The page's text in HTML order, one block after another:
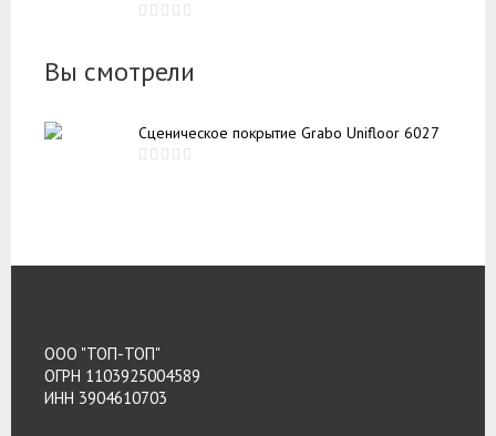
Вы смотрели
Сценическое покрытие Grabo Unifloor 6027
ООО "ТОП-ТОП"
ОГРН 1103925004589
ИНН 3904610703